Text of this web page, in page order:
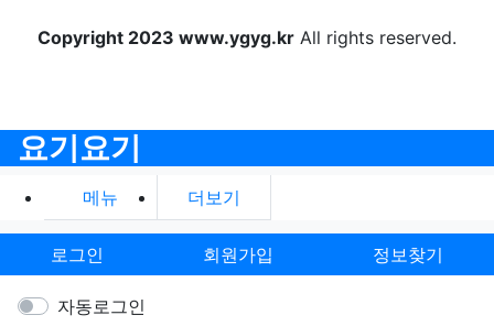
Copyright 2023 www.ygyg.kr All rights reserved.
요기요기
메뉴 더보기
로그인 회원가입 정보찾기
자동로그인